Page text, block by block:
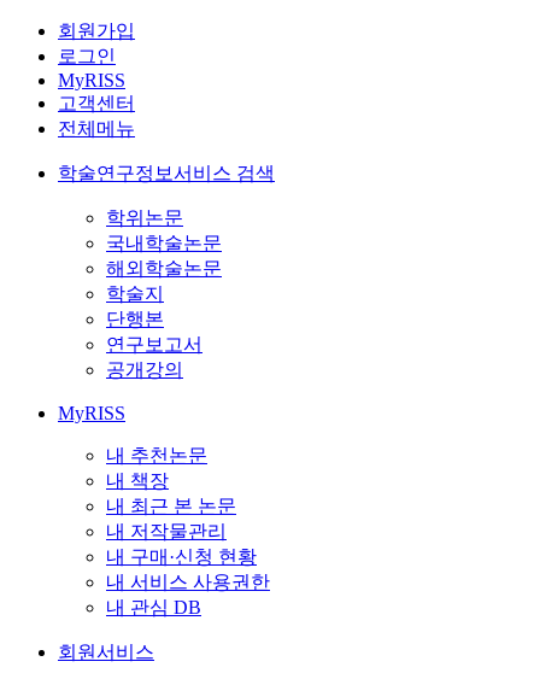
회원가입
로그인
MyRISS
고객센터
전체메뉴
학술연구정보서비스 검색
학위논문
국내학술논문
해외학술논문
학술지
단행본
연구보고서
공개강의
MyRISS
내 추천논문
내 책장
내 최근 본 논문
내 저작물관리
내 구매·신청 현황
내 서비스 사용권한
내 관심 DB
회원서비스